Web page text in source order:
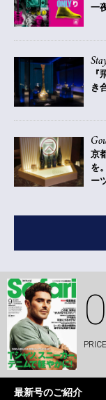
一
き
京
を
ー
最新号のご紹介